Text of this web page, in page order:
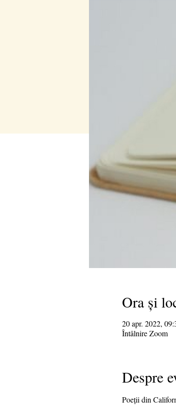
Ora și
20 apr. 2022,
Întâlnire Zoom
Despre
Poeții din